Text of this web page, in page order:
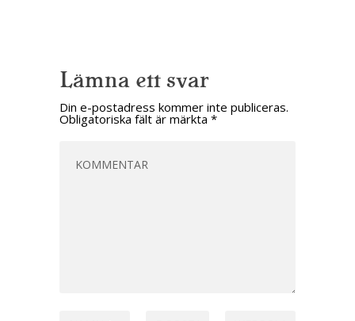
Lämna ett svar
Din e-postadress kommer inte publiceras.
Obligatoriska fält är märkta *